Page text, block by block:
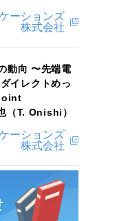
ーションズ
株式会社
動向 〜先端電
イレクトめっ
T. Onishi）
ーションズ
株式会社